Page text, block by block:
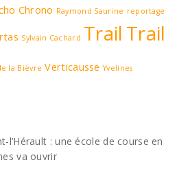
Chrono Raymond Saurine reportage
Sylvain Cachard Trail Trail
la Bièvre Verticausse Yvelines
l’Hérault : une école de course en
va ouvrir